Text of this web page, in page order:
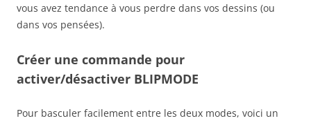
vous avez tendance à vous perdre dans vos dessins (ou
dans vos pensées).
Créer une commande pour
activer/désactiver BLIPMODE
Pour basculer facilement entre les deux modes, voici un